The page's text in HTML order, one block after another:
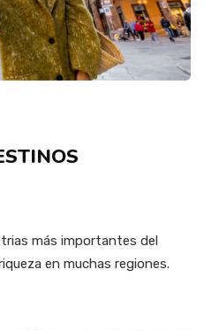
más importantes del
en muchas regiones.